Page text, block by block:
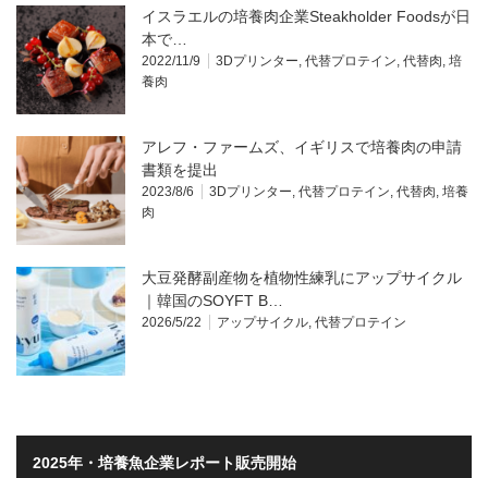
イスラエルの培養肉企業Steakholder Foodsが日
本で…
2022/11/9 3Dプリンター, 代替プロテイン, 代替肉, 培
養肉
アレフ・ファームズ、イギリスで培養肉の申請
書類を提出
2023/8/6 3Dプリンター, 代替プロテイン, 代替肉, 培養
肉
大豆発酵副産物を植物性練乳にアップサイクル
｜韓国のSOYFT B…
2026/5/22 アップサイクル, 代替プロテイン
2025年・培養魚企業レポート販売開始